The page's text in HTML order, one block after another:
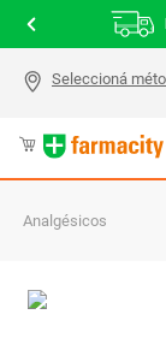
Analgésicos